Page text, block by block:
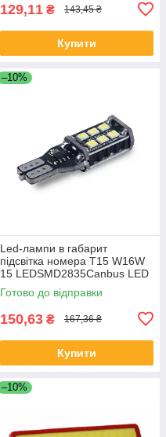
129,11 ₴ 143,45 ₴
Купити
–10%
Led-лампи в габарит
підсвітка номера T15 W16W
15 LEDSMD2835Canbus LED
12V.Супер яскраві
Готово до відправки
150,63 ₴ 167,36 ₴
Купити
–10%